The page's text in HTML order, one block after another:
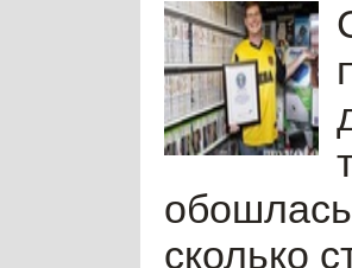
сколько